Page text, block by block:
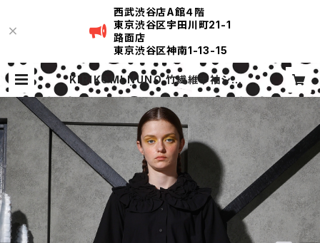
西武渋谷店A館４階
東京渋谷区宇田川町21-1
路面店
東京渋谷区神南1-13-15
KIRIKOMI NUNO 竹繊維半袖シャツ
| KIRIKOMI